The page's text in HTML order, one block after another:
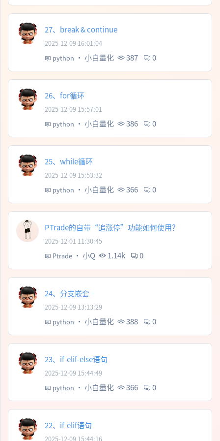
27、break & continue
2025-12-09 16:01:04
python · 小白量化 387 0
26、for循环
2025-12-09 15:57:01
python · 小白量化 386 0
25、while循环
2025-12-09 15:53:32
python · 小白量化 366 0
PTrade的自带“追涨停”功能如何使用？
2025-12-01 11:30:45
Ptrade · 小Q 1.14k 0
24、分支嵌套
2025-12-09 13:13:29
python · 小白量化 388 0
23、if-elif-else语句
2025-12-09 15:44:49
python · 小白量化 366 0
22、if-elif语句
2025-12-09 15:44:16